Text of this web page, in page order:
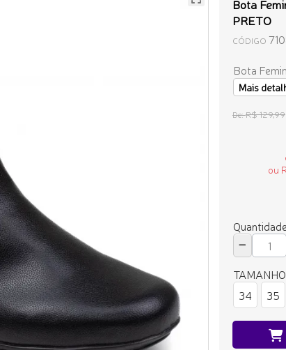
Bota
PRETO
CÓDIGO
Bota
Mais
De:R$ 129,99
ou
34
35